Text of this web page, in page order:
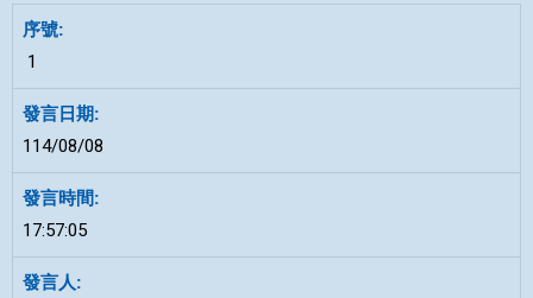
1
114/08/08
17:57:05